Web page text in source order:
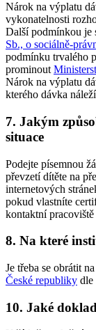
Nárok na výplatu
vykonatelnosti
Další podmínkou je
Sb., o sociálně-
podmínku trvalého
prominout
Nárok na výplatu
kterého dávka
7. Jakým
situace
Podejte písemnou
převzetí dítěte na
internetových
pokud vlastníte
kontaktní
8. Na které
Je třeba se obrátit
České republiky dle
10. Jaké